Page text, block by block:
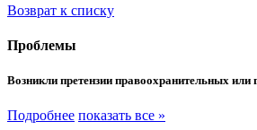
Возврат к списку
Проблемы
Возникли претензии правоохранительных или
Подробнее показать все »